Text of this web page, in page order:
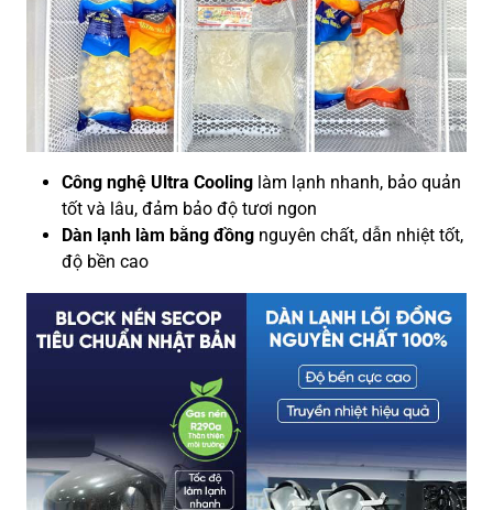
Công nghệ Ultra Cooling làm lạnh nhanh, bảo quản
tốt và lâu, đảm bảo độ tươi ngon
Dàn lạnh làm bằng đồng nguyên chất, dẫn nhiệt tốt,
độ bền cao